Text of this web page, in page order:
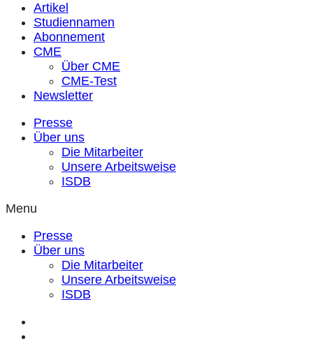
Artikel
Studiennamen
Abonnement
CME
Über CME
CME-Test
Newsletter
Presse
Über uns
Die Mitarbeiter
Unsere Arbeitsweise
ISDB
Menu
Presse
Über uns
Die Mitarbeiter
Unsere Arbeitsweise
ISDB